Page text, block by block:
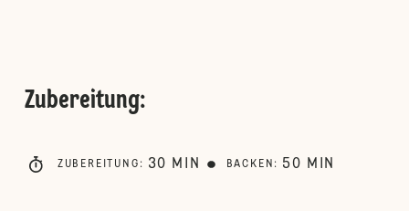
Zubereitung:
ZUBEREITUNG : 30 MIN BACKEN : 50 MIN